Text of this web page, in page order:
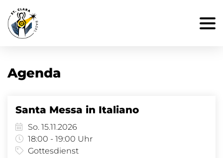
Agenda
Santa Messa in Italiano
So. 15.11.2026
18:00 - 19:00 Uhr
Gottesdienst